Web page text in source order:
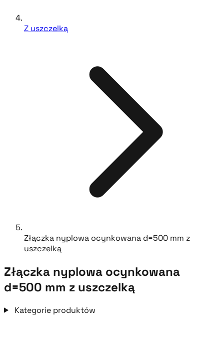
Z uszczelką
Złączka nyplowa ocynkowana d=500 mm z
uszczelką
Złączka nyplowa ocynkowana
d=500 mm z uszczelką
Kategorie produktów